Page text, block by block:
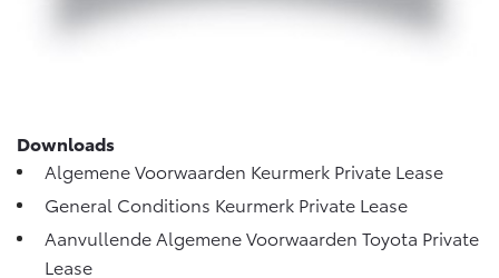
Proace (excl. BTW)
Vanaf € 37.500,- Vanaf € 55.950,-
Downloads
Algemene Voorwaarden Keurmerk Private Lease
General Conditions Keurmerk Private Lease
Aanvullende Algemene Voorwaarden Toyota Private
Lease